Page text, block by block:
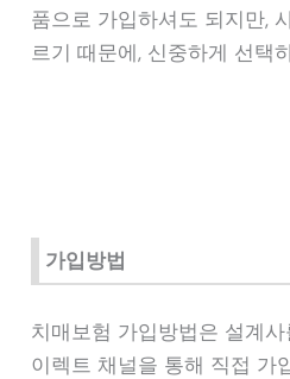
품으로 가입하셔도 되지만,
르기 때문에, 신중하게 선택
가입방법
치매보험 가입방법은 설계
이렉트 채널을 통해 직접 가